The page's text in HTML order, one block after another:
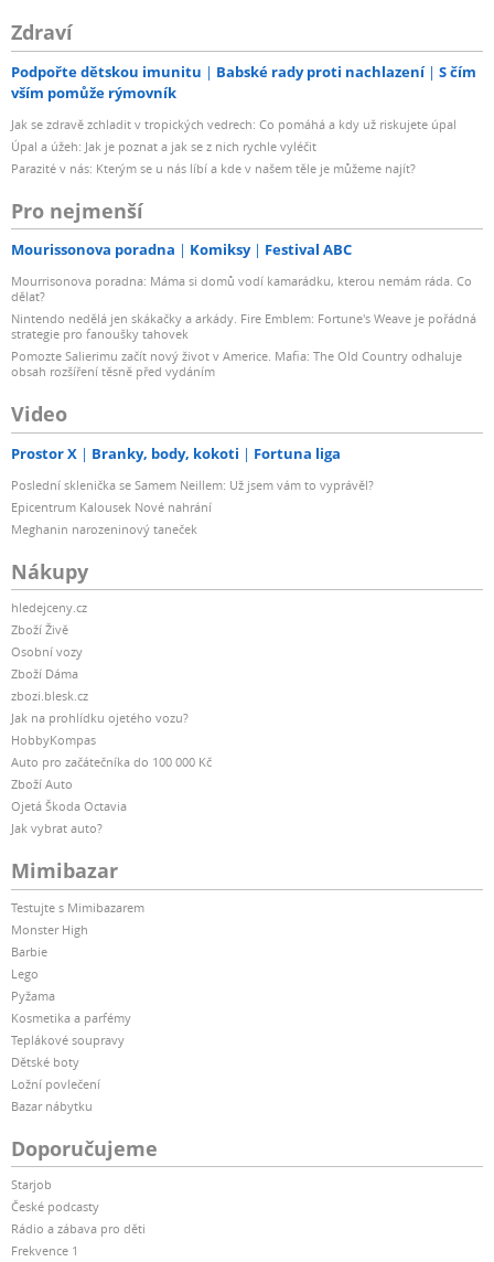
Zdraví
Podpořte dětskou imunitu Babské rady proti nachlazení
S čím
vším pomůže rýmovník
Jak se zdravě zchladit v tropických vedrech: Co pomáhá a kdy už riskujete úpal
Úpal a úžeh: Jak je poznat a jak se z nich rychle vyléčit
Parazité v nás: Kterým se u nás líbí a kde v našem těle je můžeme najít?
Pro nejmenší
Mourissonova poradna Komiksy Festival ABC
Mourrisonova poradna: Máma si domů vodí kamarádku, kterou nemám ráda. Co
dělat?
Nintendo nedělá jen skákačky a arkády. Fire Emblem: Fortune's Weave je pořádná
strategie pro fanoušky tahovek
Pomozte Salierimu začít nový život v Americe. Mafia: The Old Country odhaluje
obsah rozšíření těsně před vydáním
Video
Prostor X Branky, body, kokoti Fortuna liga
Poslední sklenička se Samem Neillem: Už jsem vám to vyprávěl?
Epicentrum Kalousek Nové nahrání
Meghanin narozeninový taneček
Nákupy
hledejceny.cz
Zboží Živě
Osobní vozy
Zboží Dáma
zbozi.blesk.cz
Jak na prohlídku ojetého vozu?
HobbyKompas
Auto pro začátečníka do 100 000 Kč
Zboží Auto
Ojetá Škoda Octavia
Jak vybrat auto?
Mimibazar
Testujte s Mimibazarem
Monster High
Barbie
Lego
Pyžama
Kosmetika a parfémy
Teplákové soupravy
Dětské boty
Ložní povlečení
Bazar nábytku
Doporučujeme
Starjob
České podcasty
Rádio a zábava pro děti
Frekvence 1